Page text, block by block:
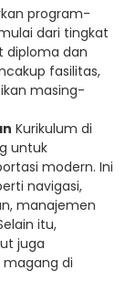
program-
dari tingkat
diploma dan
fasilitas,
masing-
Kurikulum di
untuk
modern. Ini
navigasi,
manajemen
itu,
juga
di